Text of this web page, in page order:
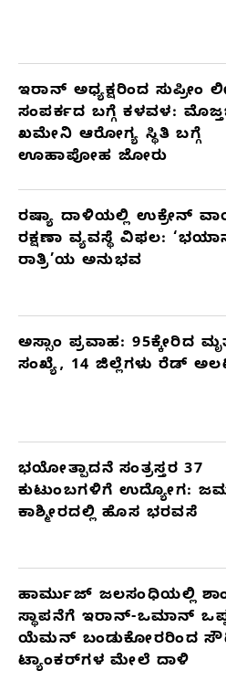
ಇರಾನ್ ಅಧ್ಯಕ್ಷರಿಂದ ಸುಪ್ರೀಂ
ಸಂಪರ್ಕದ ಬಗ್ಗೆ ಕಳವಳ:
ಖಮೇನಿ ಆರೋಗ್ಯ ಸ್ಥಿತಿ ಬಗ್ಗೆ
ಊಹಾಪೋಹ ಜೋರು
ರಷ್ಯಾ ದಾಳಿಯಲ್ಲಿ ಉಕ್ರೇನ್
ರಕ್ಷಣಾ ವ್ಯವಸ್ಥೆ ವಿಫಲ:
ರಾತ್ರಿ’ಯ ಅನುಭವ
ಅಸ್ಸಾಂ ಪ್ರವಾಹ: 95ಕ್ಕೇರಿದ
ಸಂಖ್ಯೆ, 14 ಜಿಲ್ಲೆಗಳು ರೆಡ್
ಭಯೋತ್ಪಾದನೆ ಸಂತ್ರಸ್ತರ 37
ಕುಟುಂಬಗಳಿಗೆ ಉದ್ಯೋಗ:
ಕಾಶ್ಮೀರದಲ್ಲಿ ಹೊಸ ಭರವಸೆ
ಹಾರ್ಮುಜ್ ಜಲಸಂಧಿಯಲ್ಲಿ
ಸ್ಥಾಪನೆಗೆ ಇರಾನ್-ಒಮಾನ್
ಯೆಮನ್ ಬಂಡುಕೋರರಿಂದ
ಟ್ಯಾಂಕರ್‌ಗಳ ಮೇಲೆ ದಾಳಿ